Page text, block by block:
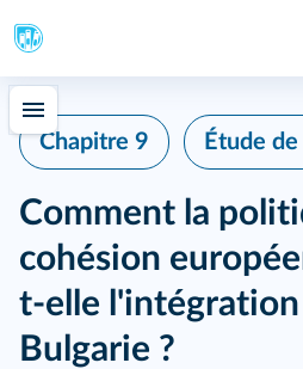
Chapitre 9 Étude
Comment la
cohésion
t-elle l'intégration
Bulgarie ?